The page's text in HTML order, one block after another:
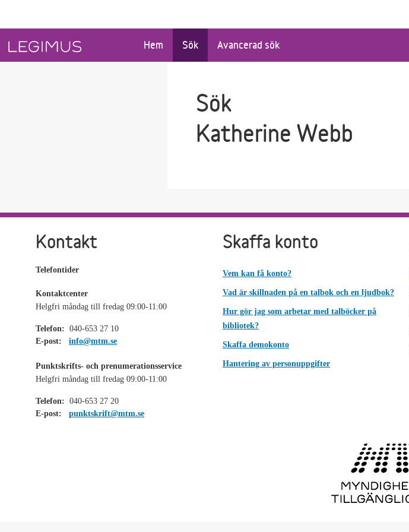
Hem Sök Avancerad sök
Sök
Katherine Webb
Kontakt
Telefontider
Kontaktcenter
Helgfri måndag till fredag 09:00-11:00
Telefon: 040-653 27 10
E-post:
info@mtm.se
Punktskrifts- och prenumerationsservice
Helgfri måndag till fredag 09:00-11:00
Telefon: 040-653 27 20
E-post:
punktskrift@mtm.se
Skaffa konto
Vem kan få konto?
Vad är skillnaden på en talbok och en ljudbok?
Hur gör jag som arbetar med talböcker på
bibliotek?
Skaffa demokonto
Hantering av personuppgifter